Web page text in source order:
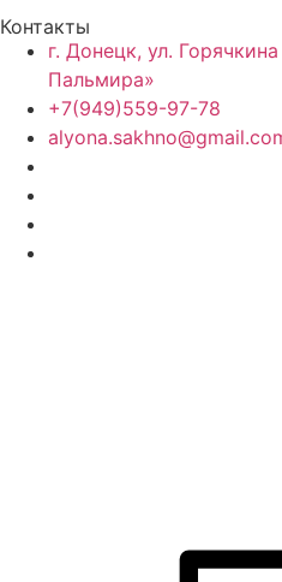
Контакты
г. Донецк, ул.
Пальмира»
+7(949)559-97-78